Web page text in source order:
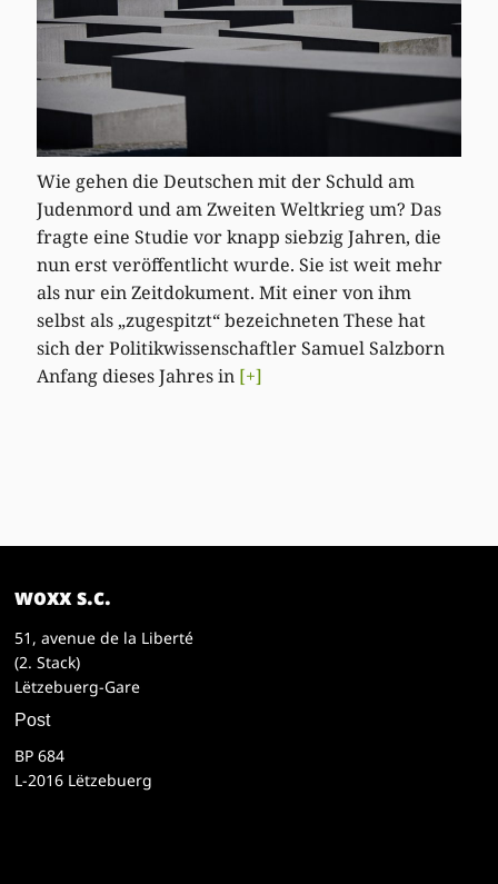
Wie gehen die Deutschen mit der Schuld am
Judenmord und am Zweiten Weltkrieg um? Das
fragte eine Studie vor knapp siebzig Jahren, die
nun erst veröffentlicht wurde. Sie ist weit mehr
als nur ein Zeitdokument. Mit einer von ihm
selbst als „zugespitzt“ bezeichneten These hat
sich der Politikwissenschaftler Samuel Salzborn
Anfang dieses Jahres in [+]
woxx s.c.
51, avenue de la Liberté
(2. Stack)
Lëtzebuerg-Gare
Post
BP 684
L-2016 Lëtzebuerg